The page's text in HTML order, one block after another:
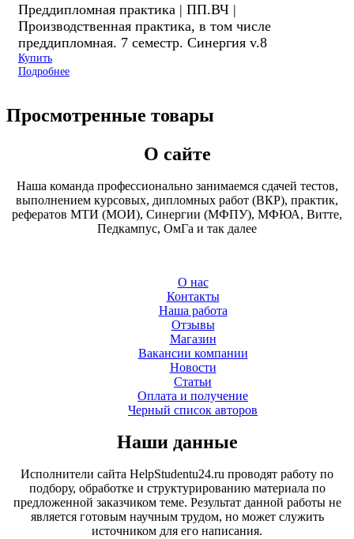
Преддипломная практика | ПП.ВЧ |
Производственная практика, в том числе
преддипломная. 7 семестр. Синергия v.8
Купить
Подробнее
Просмотренные товары
О сайте
Наша команда профессионально занимаемся сдачей тестов,
выполнением курсовых, дипломных работ (ВКР), практик,
рефератов МТИ (МОИ), Синергии (МФПУ), МФЮА, Витте,
Педкампус, ОмГа и так далее
О нас
Контакты
Наша работа
Отзывы
Магазин
Вакансии компании
Новости
Статьи
Оплата и получение
Черный список авторов
Наши данные
Исполнители сайта HelpStudentu24.ru проводят работу по
подбору, обработке и структурированию материала по
предложенной заказчиком теме. Результат данной работы не
является готовым научным трудом, но может служить
источником для его написания.